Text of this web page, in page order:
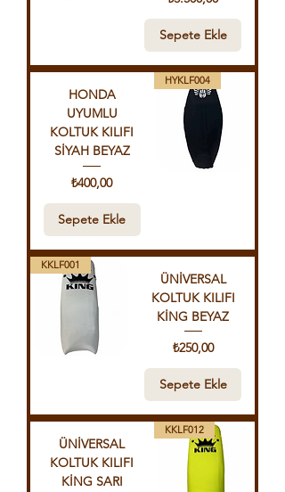
Sepete Ekle
HYKLF004
HONDA
UYUMLU
KOLTUK KILIFI
SİYAH BEYAZ
Fiyat
₺400,00
Sepete Ekle
KKLF001
ÜNİVERSAL
KOLTUK KILIFI
KİNG BEYAZ
Fiyat
₺250,00
Sepete Ekle
KKLF012
ÜNİVERSAL
KOLTUK KILIFI
KİNG SARI